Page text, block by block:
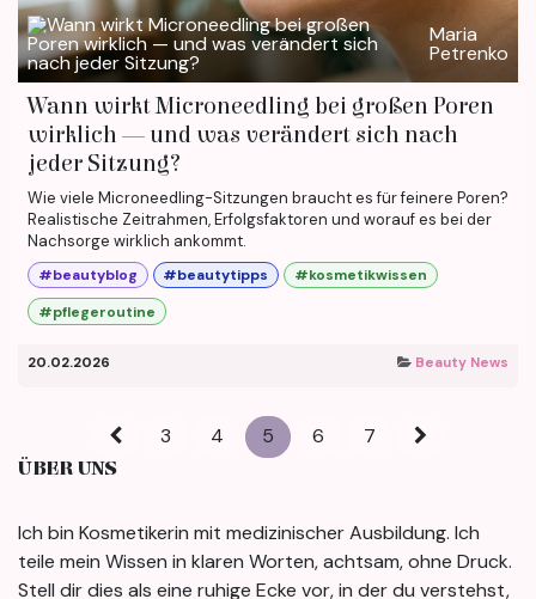
Maria
Petrenko
Wann wirkt Microneedling bei großen Poren
wirklich — und was verändert sich nach
jeder Sitzung?
Wie viele Microneedling-Sitzungen braucht es für feinere Poren?
Realistische Zeitrahmen, Erfolgsfaktoren und worauf es bei der
Nachsorge wirklich ankommt.
#beautyblog #beautytipps
#kosmetikwissen
#pflegeroutine
20.02.2026 Beauty News
3 4 5 6 7
ÜBER UNS
Ich bin Kosmetikerin mit medizinischer Ausbildung. Ich
teile mein Wissen in klaren Worten, achtsam, ohne Druck.
Stell dir dies als eine ruhige Ecke vor, in der du verstehst,